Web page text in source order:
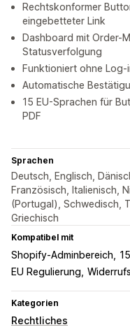
Rechtskonformer
eingebetteter Link
Dashboard mit Order-
Statusverfolgung
Funktioniert ohne
Automatische
15 EU-Sprachen für
PDF
Sprachen
Deutsch, Englisch,
Französisch, Italienisch,
(Portugal), Schwedisch,
Griechisch
Kompatibel mit
Shopify-Adminbereich
EU Regulierung
Kategorien
Rechtliches